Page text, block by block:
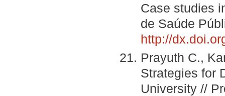
Case studies
de Saúde
http://
Prayuth C.,
Strategies for
University //